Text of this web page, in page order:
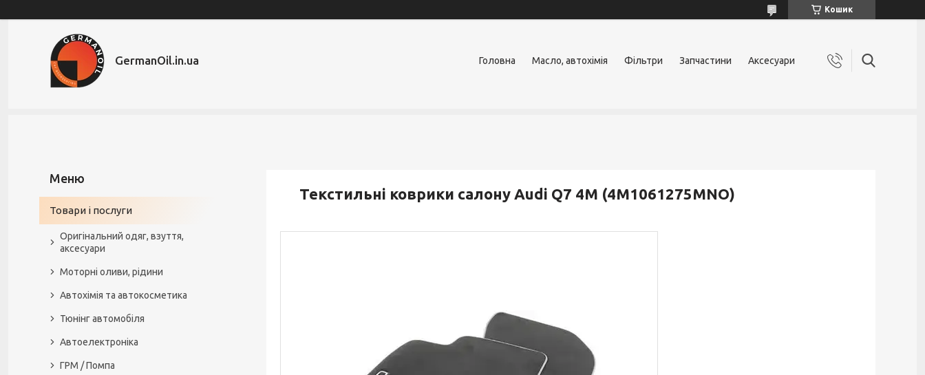
Кошик
GermanOil.in.ua Головна Масло, автохімія Фільтри Запчастини Аксесуари
Текстильні коврики салону Audi Q7 4M (4M1061275MNO)
Товари і послуги
Оригінальний одяг, взуття,
аксесуари
Моторні оливи, рідини
Автохімія та автокосметика
Тюнінг автомобіля
Автоелектроніка
ГРМ / Помпа